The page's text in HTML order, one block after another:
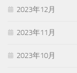
2023年12月
2023年11月
2023年10月